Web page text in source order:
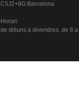
C5J2+8G Barcelona
Horari:
de dillunsa divendres, de 8